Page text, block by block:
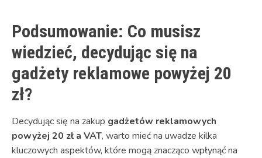
Podsumowanie: Co musisz
wiedzieć, decydując się na
gadżety reklamowe powyżej 20
zł?
Decydując się na zakup gadżetów reklamowych
powyżej 20 zł a VAT, warto mieć na uwadze kilka
kluczowych aspektów, które mogą znacząco wpłynąć na